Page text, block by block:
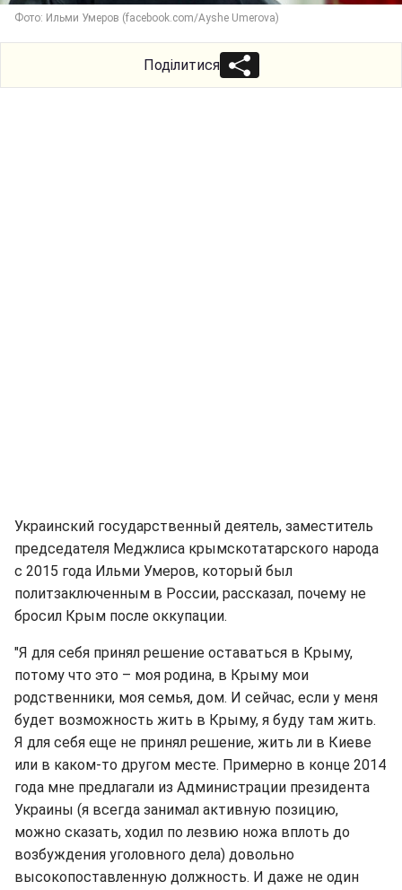
Фото: Ильми Умеров (facebook.com/Ayshe Umerova)
Поділитися
Украинский государственный деятель, заместитель
председателя Меджлиса крымскотатарского народа
с 2015 года Ильми Умеров, который был
политзаключенным в России, рассказал, почему не
бросил Крым после оккупации.
"Я для себя принял решение оставаться в Крыму,
потому что это – моя родина, в Крыму мои
родственники, моя семья, дом. И сейчас, если у меня
будет возможность жить в Крыму, я буду там жить.
Я для себя еще не принял решение, жить ли в Киеве
или в каком-то другом месте. Примерно в конце 2014
года мне предлагали из Администрации президента
Украины (я всегда занимал активную позицию,
можно сказать, ходил по лезвию ножа вплоть до
возбуждения уголовного дела) довольно
высокопоставленную должность. И даже не один